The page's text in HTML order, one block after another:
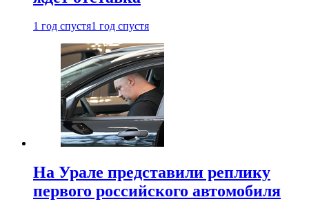
1 год спустя1 год спустя
На Урале представили реплику
первого российского автомобиля